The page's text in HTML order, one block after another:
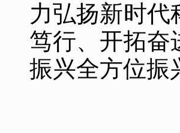
力弘扬新时
笃行、开拓奋
振兴全方位振